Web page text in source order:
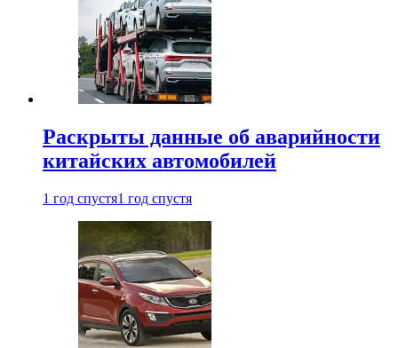
Раскрыты данные об аварийности
китайских автомобилей
1 год спустя1 год спустя